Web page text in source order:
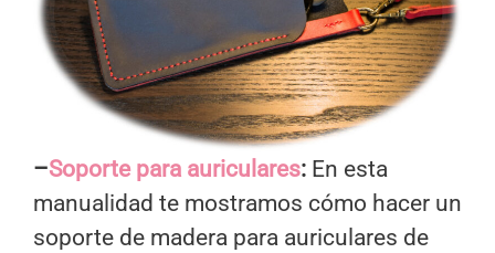
–Soporte para auriculares: En esta
manualidad te mostramos cómo hacer un
soporte de madera para auriculares de